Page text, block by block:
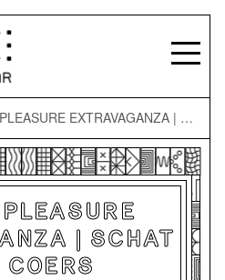
EXTRAVAGANZA | SCHAT and COERS
| SCHAT